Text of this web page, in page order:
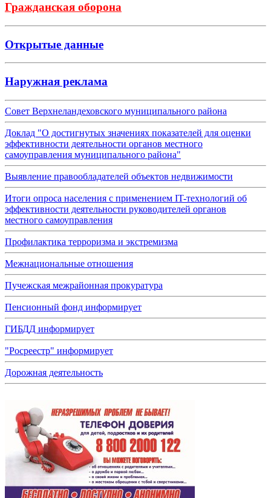
Гражданская оборона
Открытые данные
Наружная реклама
Совет Верхнеландеховского муниципального района
Доклад "О достигнутых значениях показателей для оценки
эффективности деятельности органов местного
самоуправления муниципального района"
Выявление правообладателей объектов недвижимости
Итоги опроса населения с применением IT-технологий об
эффективности деятельности руководителей органов
местного самоуправления
Профилактика терроризма и экстремизма
Межнациональные отношения
Пучежская межрайонная прокуратура
Пенсионный фонд информирует
ГИБДД информирует
"Росреестр" информирует
Дорожная деятельность